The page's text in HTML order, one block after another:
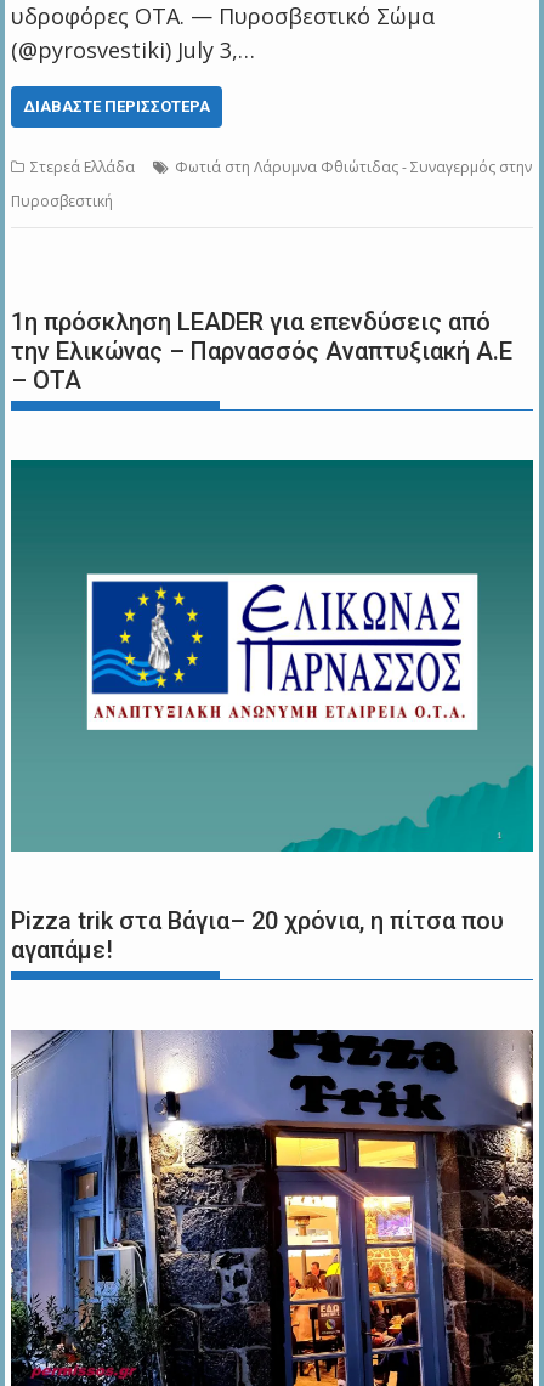
υδροφόρες ΟΤΑ. — Πυροσβεστικό Σώμα
(@pyrosvestiki) July 3,…
ΔΙΑΒΆΣΤΕ ΠΕΡΙΣΣΌΤΕΡΑ
Στερεά Ελλάδα
Φωτιά στη Λάρυμνα Φθιώτιδας - Συναγερμός στην
Πυροσβεστική
1η πρόσκληση LEADER για επενδύσεις από
την Ελικώνας – Παρνασσός Αναπτυξιακή Α.Ε
– ΟΤΑ
Pizza trik στα Βάγια– 20 χρόνια, η πίτσα που
αγαπάμε!